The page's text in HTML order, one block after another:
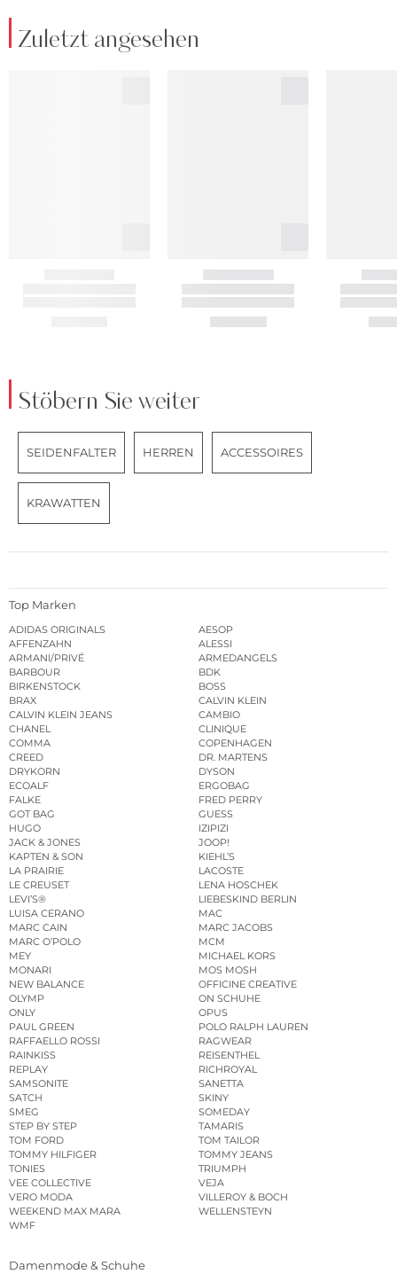
Zuletzt angesehen
Stöbern Sie weiter
SEIDENFALTER HERREN ACCESSOIRES
KRAWATTEN
Top Marken
ADIDAS ORIGINALS
AESOP
AFFENZAHN
ALESSI
ARMANI/PRIVÉ
ARMEDANGELS
BARBOUR
BDK
BIRKENSTOCK
BOSS
BRAX
CALVIN KLEIN
CALVIN KLEIN JEANS
CAMBIO
CHANEL
CLINIQUE
COMMA
COPENHAGEN
CREED
DR. MARTENS
DRYKORN
DYSON
ECOALF
ERGOBAG
FALKE
FRED PERRY
GOT BAG
GUESS
HUGO
IZIPIZI
JACK & JONES
JOOP!
KAPTEN & SON
KIEHL’S
LA PRAIRIE
LACOSTE
LE CREUSET
LENA HOSCHEK
LEVI’S®
LIEBESKIND BERLIN
LUISA CERANO
MAC
MARC CAIN
MARC JACOBS
MARC O’POLO
MCM
MEY
MICHAEL KORS
MONARI
MOS MOSH
NEW BALANCE
OFFICINE CREATIVE
OLYMP
ON SCHUHE
ONLY
OPUS
PAUL GREEN
POLO RALPH LAUREN
RAFFAELLO ROSSI
RAGWEAR
RAINKISS
REISENTHEL
REPLAY
RICHROYAL
SAMSONITE
SANETTA
SATCH
SKINY
SMEG
SOMEDAY
STEP BY STEP
TAMARIS
TOM FORD
TOM TAILOR
TOMMY HILFIGER
TOMMY JEANS
TONIES
TRIUMPH
VEE COLLECTIVE
VEJA
VERO MODA
VILLEROY & BOCH
WEEKEND MAX MARA
WELLENSTEYN
WMF
Damenmode & Schuhe